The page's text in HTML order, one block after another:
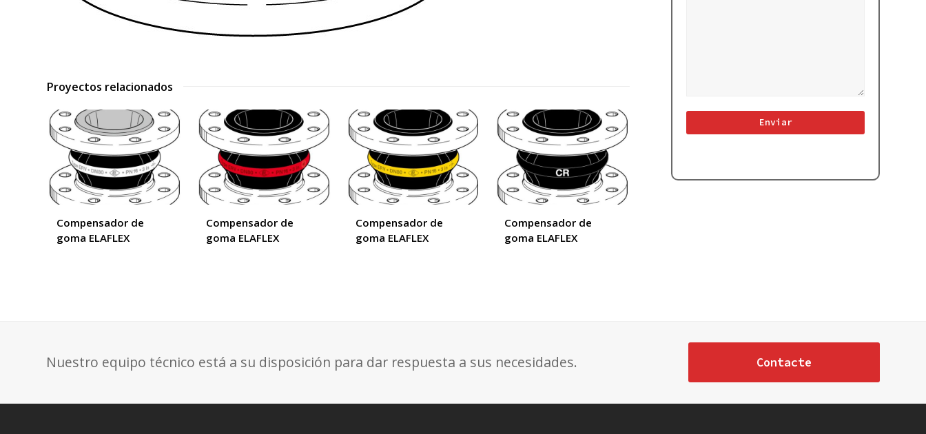
Proyectos relacionados
Compensador de
goma ELAFLEX
Compensador de
goma ELAFLEX
Compensador de
goma ELAFLEX
Compensador de
goma ELAFLEX
Nuestro equipo técnico está a su disposición para dar respuesta a sus necesidades. Contacte